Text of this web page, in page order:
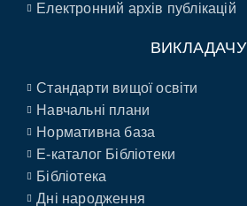
Електронний архів публікацій
ВИКЛАДАЧУ
Стандарти вищої освіти
Навчальні плани
Нормативна база
E-каталог Бібліотеки
Бібліотека
Дні народження